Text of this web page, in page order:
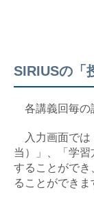
SIRIUSの「
各講義回毎の
入力画面では
当）」、「学
することができ
ることができま